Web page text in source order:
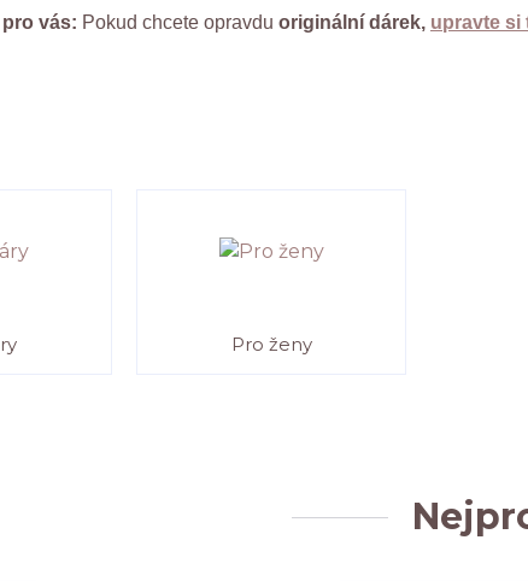
vás: Pokud chcete opravdu originální dárek, upravte si
Pro ženy